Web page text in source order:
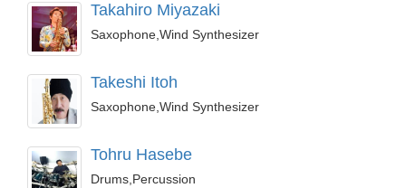
Takahiro Miyazaki
Saxophone,Wind Synthesizer
Takeshi Itoh
Saxophone,Wind Synthesizer
Tohru Hasebe
Drums,Percussion